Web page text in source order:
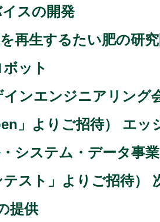
スの開発
再生するたい肥の研
ット
ンエンジニアリング
」よりご招待） エッ
システム・データ事業
スト」よりご招待）
提供